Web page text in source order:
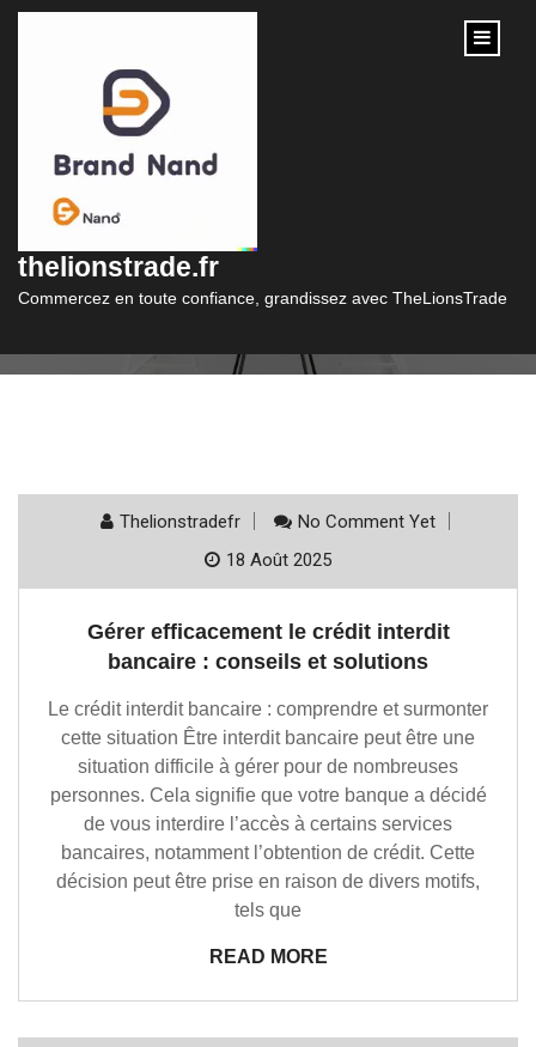
content
thelionstrade.fr
Commercez en toute confiance, grandissez avec TheLionsTrade
Thelionstradefr
No Comment Yet
18 Août 2025
Gérer efficacement le crédit interdit
bancaire : conseils et solutions
Le crédit interdit bancaire : comprendre et surmonter
cette situation Être interdit bancaire peut être une
situation difficile à gérer pour de nombreuses
personnes. Cela signifie que votre banque a décidé
de vous interdire l’accès à certains services
bancaires, notamment l’obtention de crédit. Cette
décision peut être prise en raison de divers motifs,
tels que
READ MORE